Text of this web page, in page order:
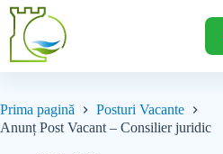
Prima pagină
Posturi Vacante
Anunț Post Vacant – Consilier juridic